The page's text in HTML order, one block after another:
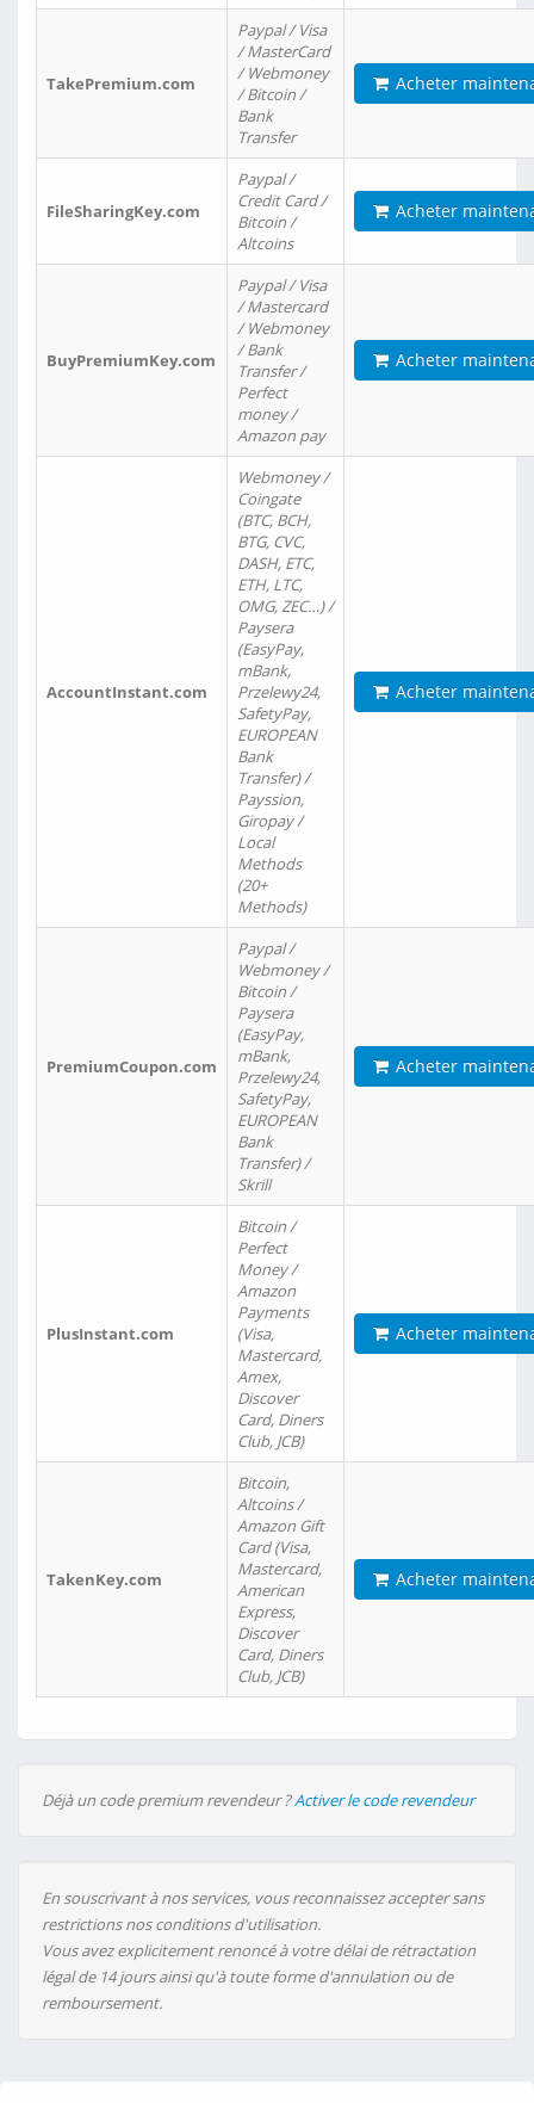
TakePremium.com
Paypal / Visa
/ MasterCard
/ Webmoney
/ Bitcoin /
Bank
Transfer
Acheter
FileSharingKey.com
Paypal /
Credit Card /
Bitcoin /
Altcoins
Acheter
BuyPremiumKey.com
Paypal / Visa
/ Mastercard
/ Webmoney
/ Bank
Transfer /
Perfect
money /
Amazon pay
Acheter
AccountInstant.com
Webmoney /
Coingate
(BTC, BCH,
BTG, CVC,
DASH, ETC,
ETH, LTC,
OMG, ZEC…) /
Paysera
(EasyPay,
mBank,
Przelewy24,
SafetyPay,
EUROPEAN
Bank
Transfer) /
Payssion,
Giropay /
Local
Methods
(20+
Methods)
Acheter
PremiumCoupon.com
Paypal /
Webmoney /
Bitcoin /
Paysera
(EasyPay,
mBank,
Przelewy24,
SafetyPay,
EUROPEAN
Bank
Transfer) /
Skrill
Acheter
PlusInstant.com
Bitcoin /
Perfect
Money /
Amazon
Payments
(Visa,
Mastercard,
Amex,
Discover
Card, Diners
Club, JCB)
Acheter
TakenKey.com
Bitcoin,
Altcoins /
Amazon Gift
Card (Visa,
Mastercard,
American
Express,
Discover
Card, Diners
Club, JCB)
Acheter
Déjà un code premium revendeur ?Activer le code revendeur
En souscrivant à nos services, vous reconnaissez accepter sans
restrictions nos conditions d'utilisation.
Vous avez explicitement renoncé à votre délai de rétractation
légal de 14 jours ainsi qu'à toute forme d'annulation ou de
remboursement.